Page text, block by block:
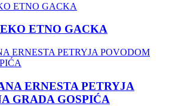
ETNO GACKA
ERNESTA PETRYJA
GRADA GOSPIĆA